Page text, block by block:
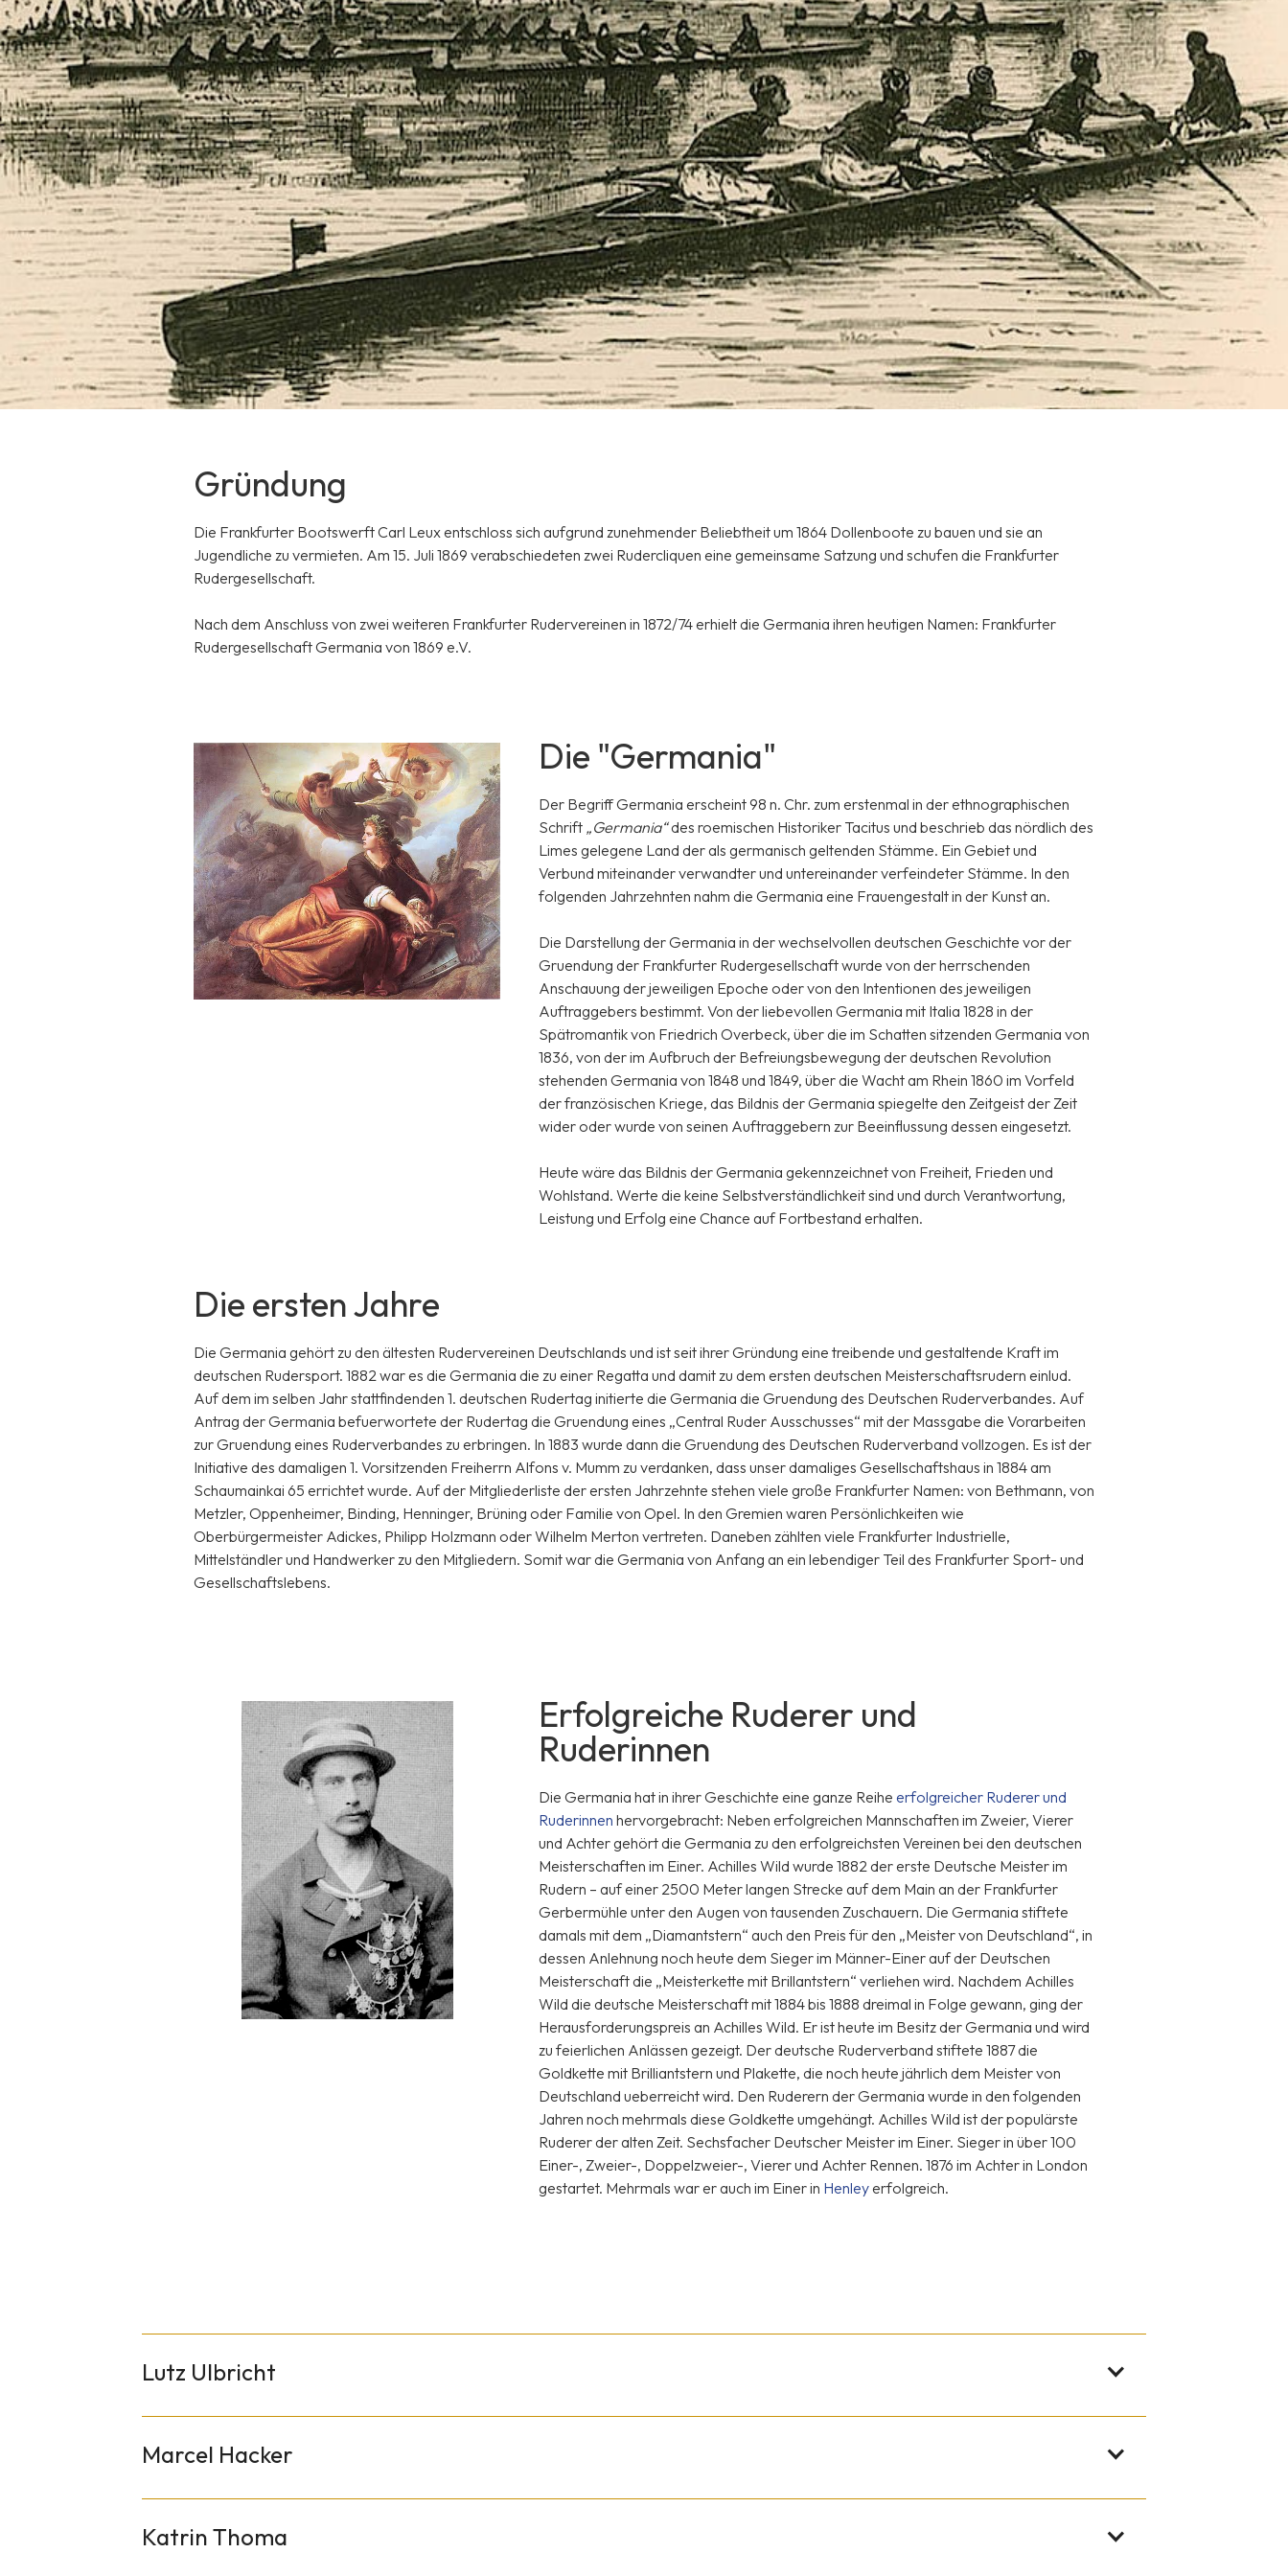
Gründung
Die Frankfurter Bootswerft Carl Leux entschloss sich aufgrund zunehmender Beliebtheit um 1864 Dollenboote zu bauen und sie an
Jugendliche zu vermieten. Am 15. Juli 1869 verabschiedeten zwei Rudercliquen eine gemeinsame Satzung und schufen die Frankfurter
Rudergesellschaft.
Nach dem Anschluss von zwei weiteren Frankfurter Rudervereinen in 1872/74 erhielt die Germania ihren heutigen Namen: Frankfurter
Rudergesellschaft Germania von 1869 e.V.
Die "Germania"
Der Begriff Germania erscheint 98 n. Chr. zum erstenmal in der ethnographischen
Schrift „Germania“des roemischen Historiker Tacitus und beschrieb das nördlich des
Limes gelegene Land der als germanisch geltenden Stämme. Ein Gebiet und
Verbund miteinander verwandter und untereinander verfeindeter Stämme. In den
folgenden Jahrzehnten nahm die Germania eine Frauengestalt in der Kunst an.
Die Darstellung der Germania in der wechselvollen deutschen Geschichte vor der
Gruendung der Frankfurter Rudergesellschaft wurde von der herrschenden
Anschauung der jeweiligen Epoche oder von den Intentionen des jeweiligen
Auftraggebers bestimmt. Von der liebevollen Germania mit Italia 1828 in der
Spätromantik von Friedrich Overbeck, über die im Schatten sitzenden Germania von
1836, von der im Aufbruch der Befreiungsbewegung der deutschen Revolution
stehenden Germania von 1848 und 1849, über die Wacht am Rhein 1860 im Vorfeld
der französischen Kriege, das Bildnis der Germania spiegelte den Zeitgeist der Zeit
wider oder wurde von seinen Auftraggebern zur Beeinflussung dessen eingesetzt.
Heute wäre das Bildnis der Germania gekennzeichnet von Freiheit, Frieden und
Wohlstand. Werte die keine Selbstverständlichkeit sind und durch Verantwortung,
Leistung und Erfolg eine Chance auf Fortbestand erhalten.
Die ersten Jahre
Die Germania gehört zu den ältesten Rudervereinen Deutschlands und ist seit ihrer Gründung eine treibende und gestaltende Kraft im
deutschen Rudersport. 1882 war es die Germania die zu einer Regatta und damit zu dem ersten deutschen Meisterschaftsrudern einlud.
Auf dem im selben Jahr stattfindenden 1. deutschen Rudertag initierte die Germania die Gruendung des Deutschen Ruderverbandes. Auf
Antrag der Germania befuerwortete der Rudertag die Gruendung eines „Central Ruder Ausschusses“ mit der Massgabe die Vorarbeiten
zur Gruendung eines Ruderverbandes zu erbringen. In 1883 wurde dann die Gruendung des Deutschen Ruderverband vollzogen. Es ist der
Initiative des damaligen 1. Vorsitzenden Freiherrn Alfons v. Mumm zu verdanken, dass unser damaliges Gesellschaftshaus in 1884 am
Schaumainkai 65 errichtet wurde. Auf der Mitgliederliste der ersten Jahrzehnte stehen viele große Frankfurter Namen: von Bethmann, von
Metzler, Oppenheimer, Binding, Henninger, Brüning oder Familie von Opel. In den Gremien waren Persönlichkeiten wie
Oberbürgermeister Adickes, Philipp Holzmann oder Wilhelm Merton vertreten. Daneben zählten viele Frankfurter Industrielle,
Mittelständler und Handwerker zu den Mitgliedern. Somit war die Germania von Anfang an ein lebendiger Teil des Frankfurter Sport- und
Gesellschaftslebens.
Erfolgreiche Ruderer und
Ruderinnen
Die Germania hat in ihrer Geschichte eine ganze Reihe erfolgreicher Ruderer und
Ruderinnen hervorgebracht: Neben erfolgreichen Mannschaften im Zweier, Vierer
und Achter gehört die Germania zu den erfolgreichsten Vereinen bei den deutschen
Meisterschaften im Einer. Achilles Wild wurde 1882 der erste Deutsche Meister im
Rudern – auf einer 2500 Meter langen Strecke auf dem Main an der Frankfurter
Gerbermühle unter den Augen von tausenden Zuschauern. Die Germania stiftete
damals mit dem „Diamantstern“ auch den Preis für den „Meister von Deutschland“, in
dessen Anlehnung noch heute dem Sieger im Männer-Einer auf der Deutschen
Meisterschaft die „Meisterkette mit Brillantstern“ verliehen wird. Nachdem Achilles
Wild die deutsche Meisterschaft mit 1884 bis 1888 dreimal in Folge gewann, ging der
Herausforderungspreis an Achilles Wild. Er ist heute im Besitz der Germania und wird
zu feierlichen Anlässen gezeigt. Der deutsche Ruderverband stiftete 1887 die
Goldkette mit Brilliantstern und Plakette, die noch heute jährlich dem Meister von
Deutschland ueberreicht wird. Den Ruderern der Germania wurde in den folgenden
Jahren noch mehrmals diese Goldkette umgehängt. Achilles Wild ist der populärste
Ruderer der alten Zeit. Sechsfacher Deutscher Meister im Einer. Sieger in über 100
Einer-, Zweier-, Doppelzweier-, Vierer und Achter Rennen. 1876 im Achter in London
gestartet. Mehrmals war er auch im Einer in Henleyerfolgreich.
Lutz Ulbricht
Lutz hat in der damaligen Jung-Germania das Rudern erlernt und hat acht Jahre später als bisher einziger „Germane“ eine olympische Goldmedaille
gewonnen. Seine größten sportlichen Erfolge waren in chronologischer Reihenfolge:
Marcel Hacker
2000 Bronze Medaille im Einer bei den Olympischen Spielen in Sidney
2002 Gold im Einer bei der WM in Sevilla, weitere Medaillen auf Weltmeisterschaften 1997, 1998, 2003, 2006, 2009, 2013.
Katrin Thoma